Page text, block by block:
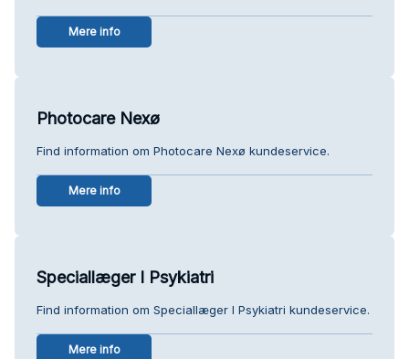
Mere info
Photocare Nexø
Find information om Photocare Nexø kundeservice.
Mere info
Speciallæger I Psykiatri
Find information om Speciallæger I Psykiatri kundeservice.
Mere info